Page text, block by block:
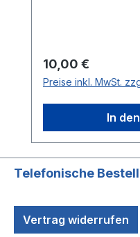
Regulärer Preis:
10,00 €
Preise inkl. MwSt.
In
Telefonische
Vertrag widerrufen